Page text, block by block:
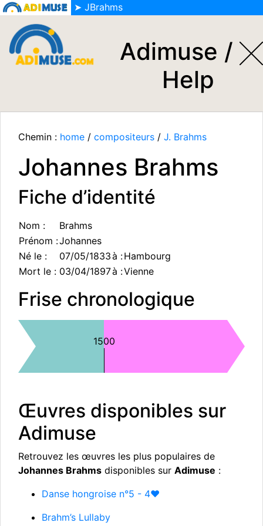
➤ JBrahms
Adimuse /
Help
Chemin : home / compositeurs / J. Brahms
Johannes Brahms
Fiche d’identité
Nom :
Brahms
Prénom :Johannes
Né le :
07/05/1833à :Hambourg
Mort le : 03/04/1897à :Vienne
Frise chronologique
1500
Œuvres disponibles sur
Adimuse
Retrouvez les œuvres les plus populaires de
Johannes Brahms disponibles sur Adimuse :
Danse hongroise n°5 - 4♥
Brahm’s Lullaby